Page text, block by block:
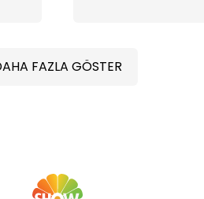
FAZLA GÖSTER